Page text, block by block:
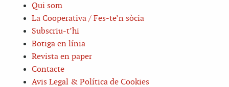
Qui som
La Cooperativa / Fes-te’n sòcia
Subscriu-t’hi
Botiga en línia
Revista en paper
Contacte
Avis Legal & Política de Cookies